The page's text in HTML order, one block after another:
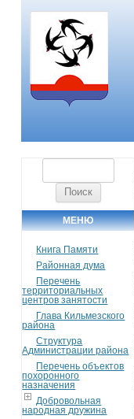
МЕНЮ
Книга Памяти
Районная дума
Перечень
территориальных
центров занятости
Глава Кильмезского
района
Структура
Администрации района
Перечень объектов
похоронного
назначения
Добровольная
народная дружина